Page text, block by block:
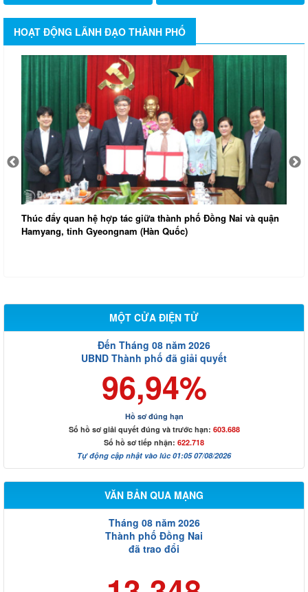
HOẠT ĐỘNG LÃNH ĐẠO THÀNH PHỐ
Thúc đẩy quan hệ hợp tác giữa thành phố Đồng Nai và quận
Hamyang, tỉnh Gyeongnam (Hàn Quốc)
MỘT CỬA ĐIỆN TỬ
Đến Tháng 08 năm 2026
UBND Thành phố đã giải quyết
96,94%
Hồ sơ đúng hạn
Số hồ sơ giải quyết đúng và trước hạn: 603.688
Số hồ sơ tiếp nhận: 622.718
Tự động cập nhật vào lúc 01:05 07/08/2026
VĂN BẢN QUA MẠNG
Tháng 08 năm 2026
Thành phố Đồng Nai
đã trao đổi